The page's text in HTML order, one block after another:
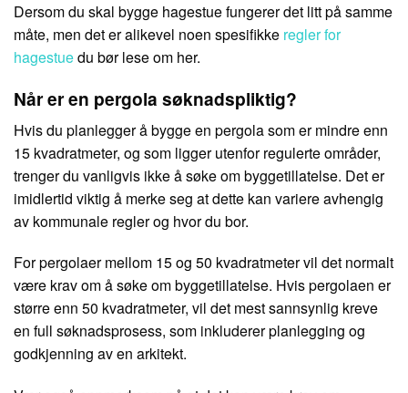
Dersom du skal bygge hagestue fungerer det litt på samme
måte, men det er alikevel noen spesifikke regler for
hagestuedu bør lese om her.
Når er en pergola søknadspliktig?
Hvis du planlegger å bygge en pergola som er mindre enn
15 kvadratmeter, og som ligger utenfor regulerte områder,
trenger du vanligvis ikke å søke om byggetillatelse. Det er
imidlertid viktig å merke seg at dette kan variere avhengig
av kommunale regler og hvor du bor.
For pergolaer mellom 15 og 50 kvadratmeter vil det normalt
være krav om å søke om byggetillatelse. Hvis pergolaen er
større enn 50 kvadratmeter, vil det mest sannsynlig kreve
en full søknadsprosess, som inkluderer planlegging og
godkjenning av en arkitekt.